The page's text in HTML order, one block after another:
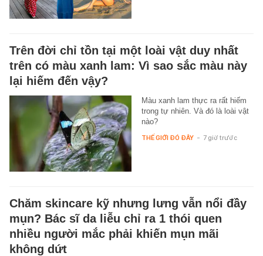
Trên đời chỉ tồn tại một loài vật duy nhất
trên có màu xanh lam: Vì sao sắc màu này
lại hiếm đến vậy?
Màu xanh lam thực ra rất hiếm
trong tự nhiên. Và đó là loài vật
nào?
THẾ GIỚI ĐÓ ĐÂY - 7 giờ trước
Chăm skincare kỹ nhưng lưng vẫn nổi đầy
mụn? Bác sĩ da liễu chỉ ra 1 thói quen
nhiều người mắc phải khiến mụn mãi
không dứt